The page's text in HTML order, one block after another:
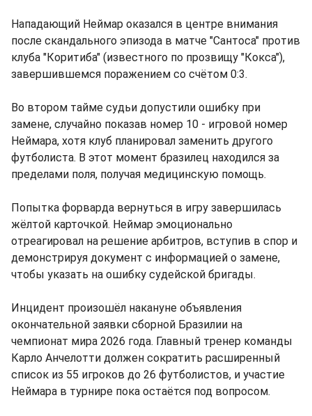
Нападающий Неймар оказался в центре внимания
после скандального эпизода в матче "Сантоса" против
клуба "Коритиба" (известного по прозвищу "Кокса"),
завершившемся поражением со счётом 0:3.
Во втором тайме судьи допустили ошибку при
замене, случайно показав номер 10 - игровой номер
Неймара, хотя клуб планировал заменить другого
футболиста. В этот момент бразилец находился за
пределами поля, получая медицинскую помощь.
Попытка форварда вернуться в игру завершилась
жёлтой карточкой. Неймар эмоционально
отреагировал на решение арбитров, вступив в спор и
демонстрируя документ с информацией о замене,
чтобы указать на ошибку судейской бригады.
Инцидент произошёл накануне объявления
окончательной заявки сборной Бразилии на
чемпионат мира 2026 года. Главный тренер команды
Карло Анчелотти должен сократить расширенный
список из 55 игроков до 26 футболистов, и участие
Неймара в турнире пока остаётся под вопросом.